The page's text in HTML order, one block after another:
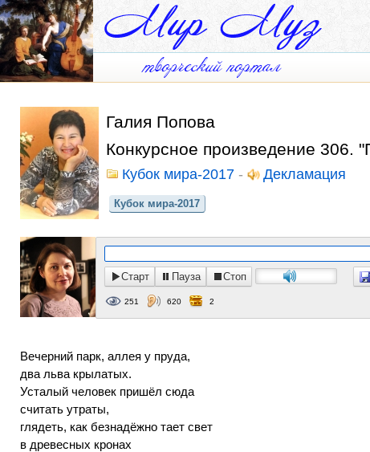
Галия Попова
Конкурсное произведение 306.
Кубок мира-2017 - Декламация
Кубок мира-2017
Старт Пауза Стоп
251 620 2
Вечерний парк, аллея у пруда,
два льва крылатых.
Усталый человек пришёл сюда
считать утраты,
глядеть, как безнадёжно тает свет
в древесных кронах